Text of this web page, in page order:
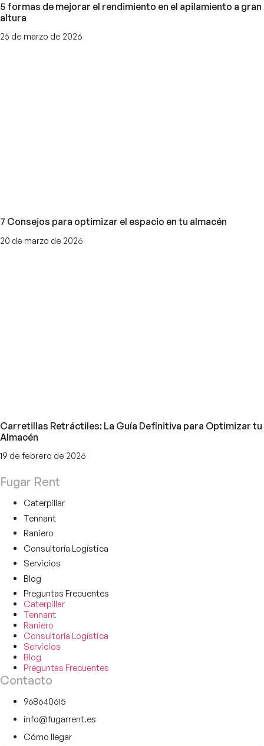
5 formas de mejorar el rendimiento en el apilamiento a gran
altura
25 de marzo de 2026
7 Consejos para optimizar el espacio en tu almacén
20 de marzo de 2026
Carretillas Retráctiles: La Guía Definitiva para Optimizar tu
Almacén
19 de febrero de 2026
Fugar Rent
Caterpillar
Tennant
Raniero
Consultoría Logística
Servicios
Blog
Preguntas Frecuentes
Caterpillar
Tennant
Raniero
Consultoría Logística
Servicios
Blog
Preguntas Frecuentes
Contacto
968640615
info@fugarrent.es
Cómo llegar